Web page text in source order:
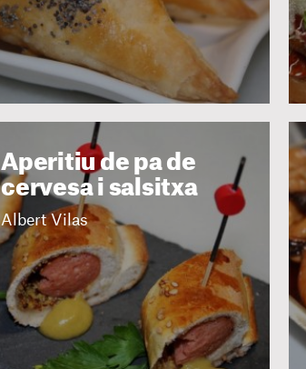
Aperitiu de pa de
cervesa i salsitxa
Albert Vilas